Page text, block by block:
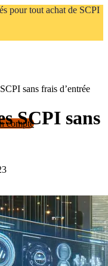
pour tout achat de SCPI
compte
sans frais d’entrée
SCPI sans